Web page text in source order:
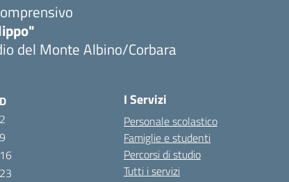
del Monte Albino/Corbara
D
2
9
16
23
I Servizi
Personale scolastico
Famiglie e studenti
Percorsi di studio
Tutti i servizi